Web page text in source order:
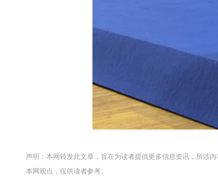
声明：本网转发此文章，旨在为读者提供更多信息资讯，所涉
本网观点，仅供读者参考。